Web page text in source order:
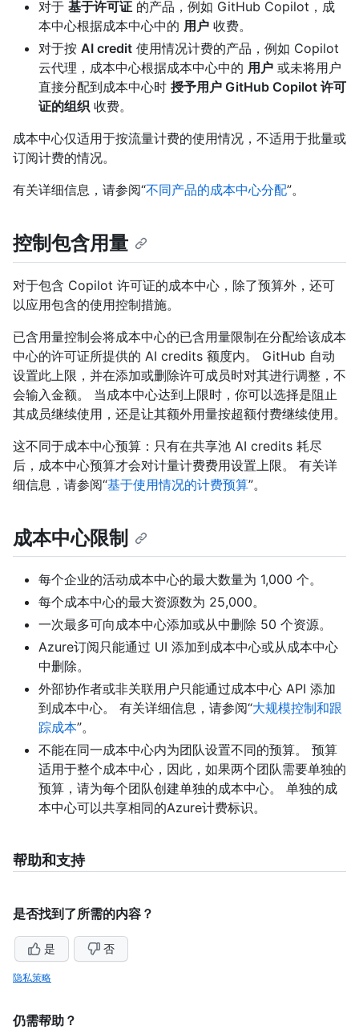
对于 基于许可证 的产品，例如 GitHub Copilot，成
本中心根据成本中心中的 用户 收费。
对于按 AI credit 使用情况计费的产品，例如 Copilot
云代理，成本中心根据成本中心中的 用户 或未将用户
直接分配到成本中心时 授予用户 GitHub Copilot 许可
证的组织 收费。
成本中心仅适用于按流量计费的使用情况，不适用于批量或
订阅计费的情况。
有关详细信息，请参阅“不同产品的成本中心分配”。
控制包含用量
对于包含 Copilot 许可证的成本中心，除了预算外，还可
以应用包含的使用控制措施。
已含用量控制会将成本中心的已含用量限制在分配给该成本
中心的许可证所提供的 AI credits 额度内。 GitHub 自动
设置此上限，并在添加或删除许可成员时对其进行调整，不
会输入金额。 当成本中心达到上限时，你可以选择是阻止
其成员继续使用，还是让其额外用量按超额付费继续使用。
这不同于成本中心预算：只有在共享池 AI credits 耗尽
后，成本中心预算才会对计量计费费用设置上限。 有关详
细信息，请参阅“基于使用情况的计费预算”。
成本中心限制
每个企业的活动成本中心的最大数量为 1,000 个。
每个成本中心的最大资源数为 25,000。
一次最多可向成本中心添加或从中删除 50 个资源。
Azure订阅只能通过 UI 添加到成本中心或从成本中心
中删除。
外部协作者或非关联用户只能通过成本中心 API 添加
到成本中心。 有关详细信息，请参阅“大规模控制和跟
踪成本”。
不能在同一成本中心内为团队设置不同的预算。 预算
适用于整个成本中心，因此，如果两个团队需要单独的
预算，请为每个团队创建单独的成本中心。 单独的成
本中心可以共享相同的Azure计费标识。
帮助和支持
是否找到了所需的内容？
是 否
隐私策略
仍需帮助？